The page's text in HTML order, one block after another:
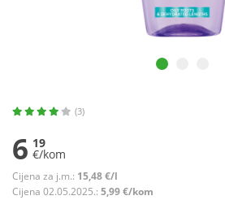
(3)
6 19
€/kom
Cijena za j.m.: 15,48 €/l
Cijena 02.05.2025.: 5,99 €/kom